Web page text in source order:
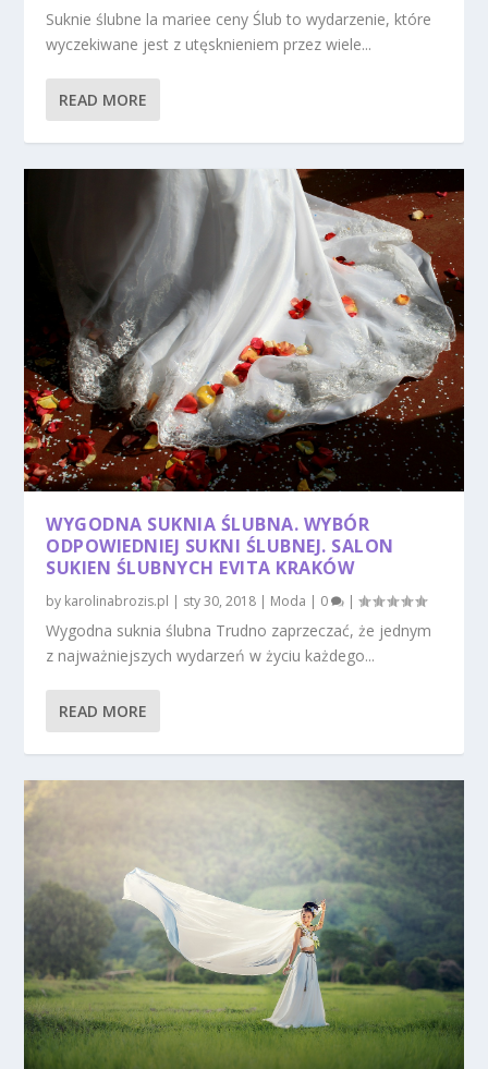
Suknie ślubne la mariee ceny Ślub to wydarzenie, które
wyczekiwane jest z utęsknieniem przez wiele...
READ MORE
WYGODNA SUKNIA ŚLUBNA. WYBÓR
ODPOWIEDNIEJ SUKNI ŚLUBNEJ. SALON
SUKIEN ŚLUBNYCH EVITA KRAKÓW
by karolinabrozis.pl | sty 30, 2018 | Moda | 0 |
Wygodna suknia ślubna Trudno zaprzeczać, że jednym
z najważniejszych wydarzeń w życiu każdego...
READ MORE